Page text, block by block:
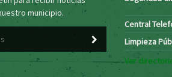
municipio.
Central
Limpieza
Ver